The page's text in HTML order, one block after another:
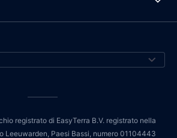
registrato di EasyTerra B.V. registrato nella
Leeuwarden, Paesi Bassi, numero 01104443